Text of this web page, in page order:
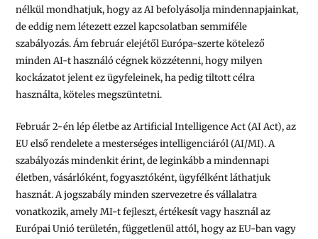
nélkül mondhatjuk, hogy az AI befolyásolja mindennapjainkat,
de eddig nem létezett ezzel kapcsolatban semmiféle
szabályozás. Ám február elejétől Európa-szerte kötelező
minden AI-t használó cégnek közzétenni, hogy milyen
kockázatot jelent ez ügyfeleinek, ha pedig tiltott célra
használta, köteles megszüntetni.
Február 2-én lép életbe az Artificial Intelligence Act (AI Act), az
EU első rendelete a mesterséges intelligenciáról (AI/MI). A
szabályozás mindenkit érint, de leginkább a mindennapi
életben, vásárlóként, fogyasztóként, ügyfélként láthatjuk
hasznát. A jogszabály minden szervezetre és vállalatra
vonatkozik, amely MI-t fejleszt, értékesít vagy használ az
Európai Unió területén, függetlenül attól, hogy az EU-ban vagy